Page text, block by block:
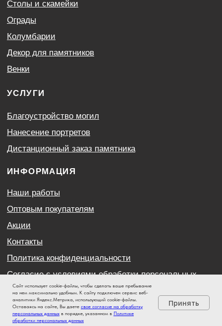
Сайт использует cookie-файлы, чтобы сделать ваше пребывание
на нем максимально удобным. К cайту подключен сервис веб-
аналитики Яндекс.Метрика, использующий cookie-файлы.
Оставаясь на сайте, Вы даете свое согласие на обработку
персональных данных в порядке, указанном в Политике
обработки персональных данных
Принять